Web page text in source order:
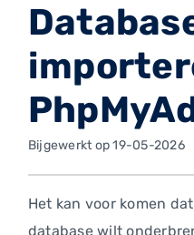
Bijgewerkt op 19-05-2026
Het kan voor komen
database wilt